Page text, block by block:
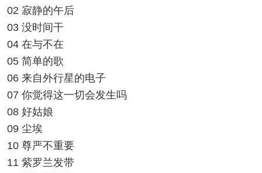
02 寂静的午后
03 没时间干
04 在与不在
05 简单的歌
06 来自外行星的电子
07 你觉得这一切会发生吗
08 好姑娘
09 尘埃
10 尊严不重要
11 紫罗兰发带